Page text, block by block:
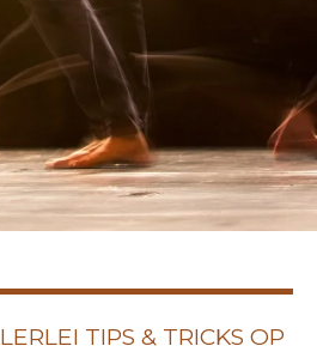
TIPS & TRICKS OP